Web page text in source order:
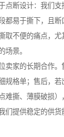
点断设计：我们支
都易于撕下，且
取不便的痛点，
场景。
卖家的长期合作
规格单；售后，
难撕、薄膜破损
们提供稳定的供